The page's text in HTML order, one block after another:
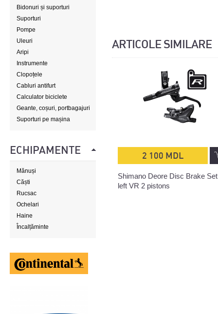
Bidonuri și suporturi
Suporturi
Pompe
Uleuri
Aripi
Instrumente
Clopoțele
Cabluri antifurt
Calculator biciclete
Geante, coșuri, portbagajuri
Suporturi pe mașina
ECHIPAMENTE
Mănuși
Căști
Rucsac
Ochelari
Haine
Încalțăminte
ARTICOLE SIMILARE
2 100 MDL
Shimano Deore Disc Brake Set
left VR 2 pistons